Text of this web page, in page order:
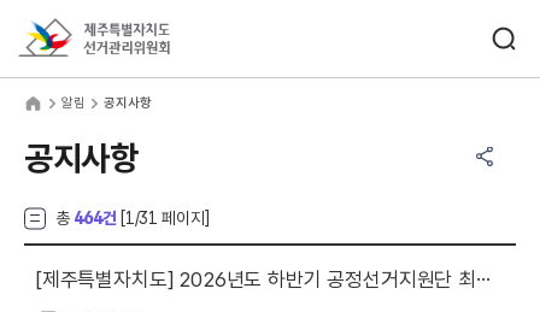
알림 공지사항
공지사항
총 464건 [1 /31 페이지]
[제주특별자치도] 2026년도 하반기 공정선거지원단 최종 합격자 안내